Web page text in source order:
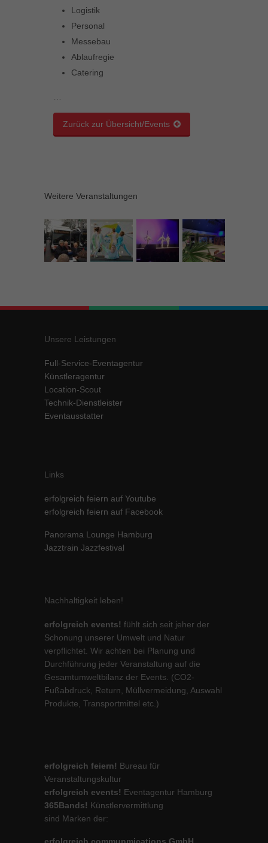
Logistik
Personal
Messebau
Ablaufregie
Catering
Zurück zur Übersicht/Events
Weitere Veranstaltungen
Unsere Leistungen
Full-Service-Eventagentur
Künstleragentur
Location-Scout
Technik-Dienstleister
Eventausstatter
Links
erfolgreich feiern auf Youtube
erfolgreich feiern auf Facebook
Panorama Lounge Hamburg
Jazztrain Jazzfestival
Nachhaltigkeit leben!
erfolgreich events! fühlt sich seit jeher der
Schonung unserer Umwelt und Natur
verpflichtet. Wir achten bei Planung und
Durchführung jeder Veranstaltung auf die
Gesamtumweltbilanz der Events. (CO2-
Fußabdruck, Return, Müllvermeidung, Auswahl
Produkte, Transportmittel etc.)
erfolgreich feiern! Bureau für
Veranstaltungskultur
erfolgreich events! Eventagentur Hamburg
365Bands! Künstlervermittlung
sind Marken der:
erfolgreich communmications GmbH